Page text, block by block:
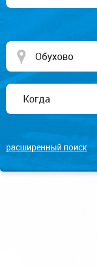
расширенный поиск